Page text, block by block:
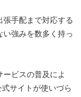
張手配まで対応する
強みを数多く持っ
ビスの普及によ
サイトが使いづら